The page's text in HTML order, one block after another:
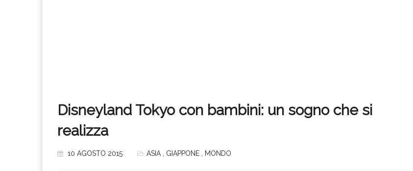
Disneyland Tokyo con bambini: un sogno che si
realizza
10 AGOSTO 2015 ASIA GIAPPONE MONDO